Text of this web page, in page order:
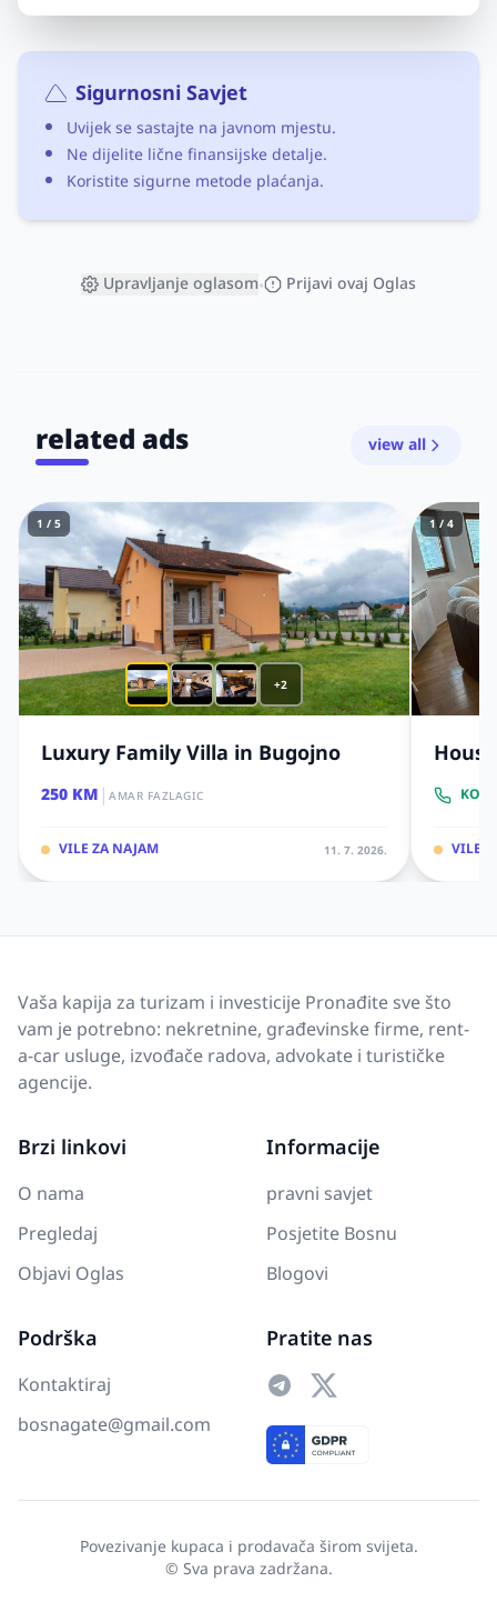
Sigurnosni Savjet
Uvijek se sastajte na javnom mjestu.
Ne dijelite lične finansijske detalje.
Koristite sigurne metode plaćanja.
Upravljanje oglasom• Prijavi ovaj Oglas
related ads view all
+2
1 / 5
Luxury Family Villa in Bugojno
250 KM|AMAR FAZLAGIC
VILE ZA NAJAM 11. 7. 2026.
1 / 4
VILE
Vaša kapija za turizam i investicije Pronađite sve što
vam je potrebno: nekretnine, građevinske firme, rent-
a-car usluge, izvođače radova, advokate i turističke
agencije.
Brzi linkovi
O nama
Pregledaj
Objavi Oglas
Informacije
pravni savjet
Posjetite Bosnu
Blogovi
Podrška
Kontaktiraj
bosnagate@gmail.com
Pratite nas
Povezivanje kupaca i prodavača širom svijeta.
© Sva prava zadržana.